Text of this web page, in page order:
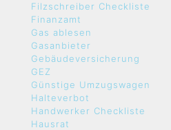
Filzschreiber Checkliste
Finanzamt
Gas ablesen
Gasanbieter
Gebäudeversicherung
GEZ
Günstige Umzugswagen
Halteverbot
Handwerker Checkliste
Hausrat